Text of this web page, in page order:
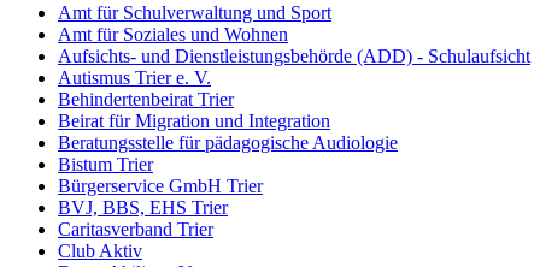
Amt für Schulverwaltung und Sport
Amt für Soziales und Wohnen
Aufsichts- und Dienstleistungsbehörde (ADD) - Schulaufsicht
Autismus Trier e. V.
Behindertenbeirat Trier
Beirat für Migration und Integration
Beratungsstelle für pädagogische Audiologie
Bistum Trier
Bürgerservice GmbH Trier
BVJ, BBS, EHS Trier
Caritasverband Trier
Club Aktiv